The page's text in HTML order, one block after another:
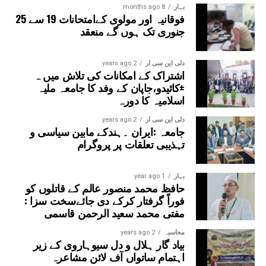
بہار 8 months ago
فوقانیہ اور مولوی کےامتحانات 19 سے 25
جنوری تک ہوں گے منعقد
دلی این سی آر 2 years ago
اشتراک کے امکانات کی تلاش میں ہ
±کائیدو،جاپان کے وفد کا جامعہ ملیہ
اسلامیہ کا دورہ
دلی این سی آر 2 years ago
جامعہ :ایران ۔ہندکے مابین سیاسی و
تہذیبی تعلقات پر پروگرام
بہار 1 year ago
حافظ محمد منصور عالم کے قاتلوں کو
فوراً گرفتار کرکے دی جائےسخت سزا :
مفتی محمد سعید الرحمن قاسمی
محاسبہ 2 years ago
بیاد گار ہلال و دل سیوہاروی کے زیر
اہتمام ساتواں آف لائن مشاعرہ